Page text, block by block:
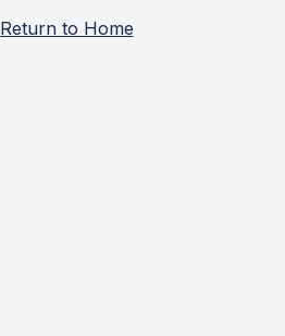
Return to Home